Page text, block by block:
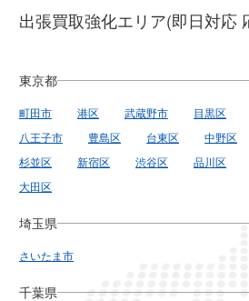
出張買取強化エリア(即日対応
東京都
町田市 港区 武蔵野市 目黒区
八王子市
豊島区 台東区 中野区
杉並区
新宿区 渋谷区 品川区
大田区
埼玉県
さいたま市
千葉県